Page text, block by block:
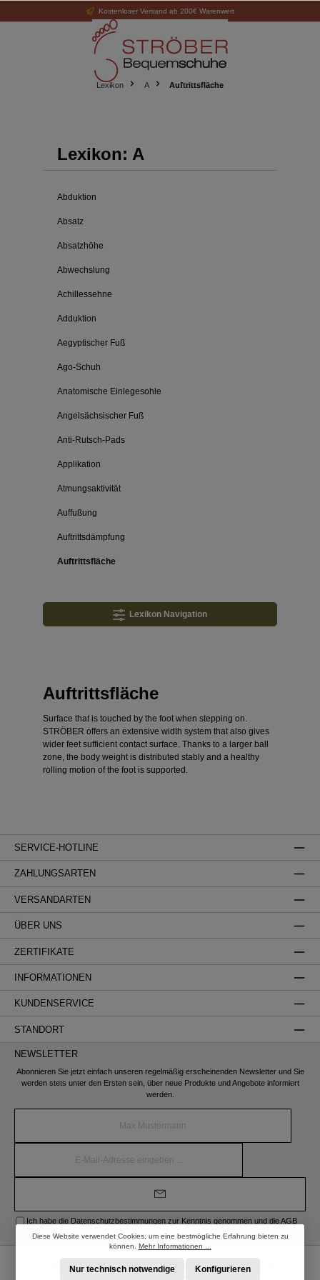
Kostenloser Versand ab 200€ Warenwert
Lexikon A Auftrittsfläche
Lexikon: A
Abduktion
Absatz
Absatzhöhe
Abwechslung
Achillessehne
Adduktion
Aegyptischer Fuß
Ago-Schuh
Anatomische Einlegesohle
Angelsächsischer Fuß
Anti-Rutsch-Pads
Applikation
Atmungsaktivität
Auffußung
Auftrittsdämpfung
Auftrittsfläche
Lexikon Navigation
Auftrittsfläche
Surface that is touched by the foot when stepping on.
STRÖBER offers an extensive width system that also gives
wider feet sufficient contact surface. Thanks to a larger ball
zone, the body weight is distributed stably and a healthy
rolling motion of the foot is supported.
SERVICE-HOTLINE
ZAHLUNGSARTEN
VERSANDARTEN
ÜBER UNS
ZERTIFIKATE
INFORMATIONEN
KUNDENSERVICE
STANDORT
NEWSLETTER
Abonnieren Sie jetzt einfach unseren regelmäßig erscheinenden Newsletter und Sie
werden stets unter den Ersten sein, über neue Produkte und Angebote informiert
werden.
Mail-
Ich habe die Datenschutzbestimmungen zur Kenntnis genommen und dieAGB
* Alle Preise inkl. gesetzl. Mehrwertsteuer zzgl.Versandkosten
Nachnahmegebühren, wenn nicht anders angegeben.
Diese Website verwendet Cookies, um eine bestmögliche Erfahrung bieten zu
können. Mehr Informationen ...
Nur technisch notwendige Konfigurieren